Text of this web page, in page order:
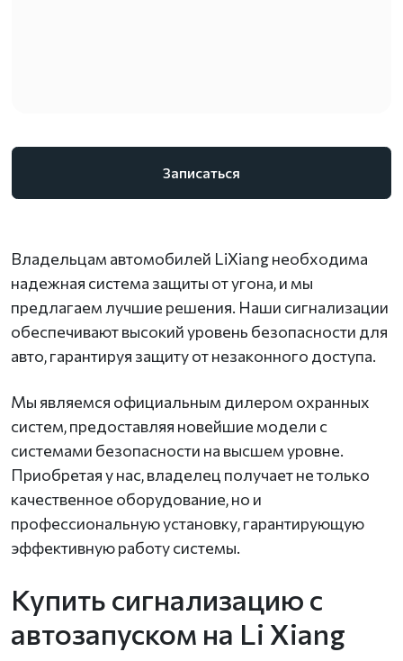
Записаться
Владельцам автомобилей LiXiang необходима
надежная система защиты от угона, и мы
предлагаем лучшие решения. Наши сигнализации
обеспечивают высокий уровень безопасности для
авто, гарантируя защиту от незаконного доступа.
Мы являемся официальным дилером охранных
систем, предоставляя новейшие модели с
системами безопасности на высшем уровне.
Приобретая у нас, владелец получает не только
качественное оборудование, но и
профессиональную установку, гарантирующую
эффективную работу системы.
Купить сигнализацию с
автозапуском на Li Xiang